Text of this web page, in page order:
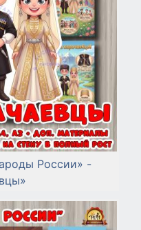
России» -